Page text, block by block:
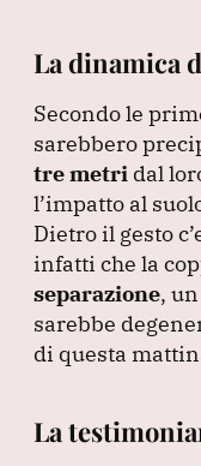
La dinamica
Secondo le
sarebbero
tre metri dal
l’impatto al
Dietro il gesto
infatti che la
separazione,
sarebbe
di questa
La